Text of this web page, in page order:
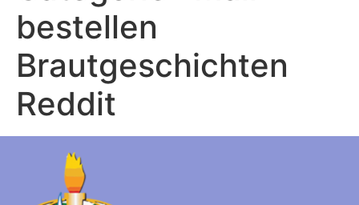
bestellen
Brautgeschichten
Reddit